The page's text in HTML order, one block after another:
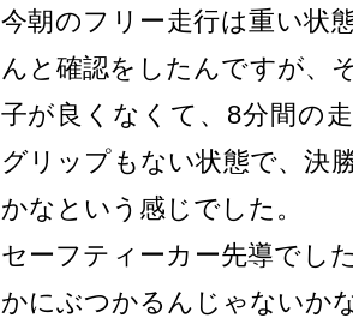
今朝のフリー走行は重い状
んと確認をしたんですが、
子が良くなくて、8分間の
グリップもない状態で、決
かなという感じでした。
セーフティーカー先導でし
かにぶつかるんじゃないか